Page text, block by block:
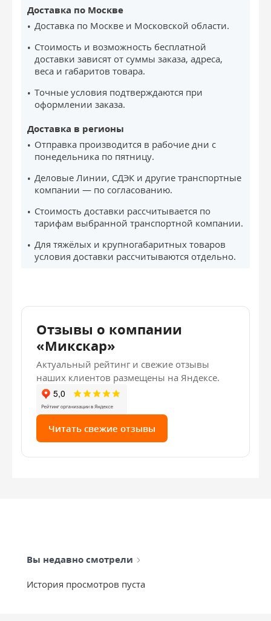
Доставка по Москве
Доставка по Москве и Московской области.
Стоимость и возможность бесплатной
доставки зависят от суммы заказа, адреса,
веса и габаритов товара.
Точные условия подтверждаются при
оформлении заказа.
Доставка в регионы
Отправка производится в рабочие дни с
понедельника по пятницу.
Деловые Линии, СДЭК и другие транспортные
компании — по согласованию.
Стоимость доставки рассчитывается по
тарифам выбранной транспортной компании.
Для тяжёлых и крупногабаритных товаров
условия доставки рассчитываются отдельно.
Отзывы о компании
«Микскар»
Актуальный рейтинг и свежие отзывы
наших клиентов размещены на Яндексе.
Читать свежие отзывы
Вы недавно смотрели
История просмотров пуста